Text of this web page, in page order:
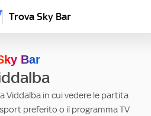
Trova Sky Bar
Bar
Viddalba in cui vedere le partita
preferito o il programma TV